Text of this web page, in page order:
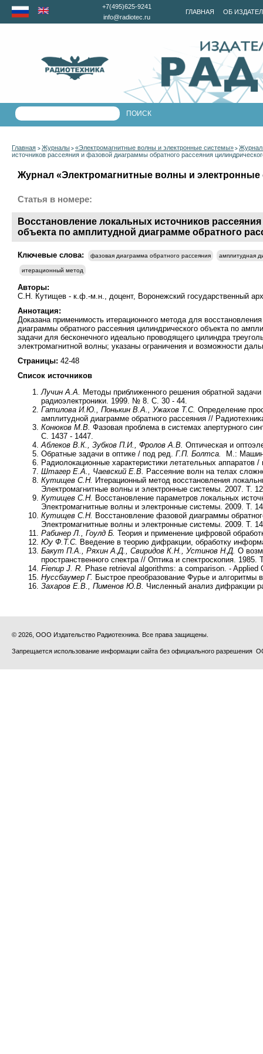
ГЛАВНАЯ ОБ
+7(495)625-9241
info@radiotec.ru
Главная > Журналы > «Электромагнитные волны и электронные системы» > Журнал
источников рассеяния и фазовой диаграммы обратного рассеяния
Журнал «Электромагнитные волны и электронные
Статья в номере:
Восстановление локальных источников
объекта по амплитудной диаграмме обратного
Ключевые слова: фазовая диаграмма обратного рассеяния амплитудная
итерационный метод
Авторы:
С.Н. Кутищев - к.ф.-м.н., доцент, Воронежский государственный
Аннотация:
Доказана применимость итерационного метода для
диаграммы обратного рассеяния цилиндрического объекта по
задачи для бесконечного идеально проводящего цилиндра
электромагнитной волны; указаны ограничения и возможности
Страницы: 42-48
Список источников
Лучин А.А. Методы приближенного решения обратной
радиоэлектроники. 1999. № 8. С. 30 - 44.
Гатилова И.Ю., Понькин В.А., Ужахов Т.С. Определение
амплитудной диаграмме обратного рассеяния //
Конюков М.В. Фазовая проблема в системах апертурного
С. 1437 - 1447.
Аблеков В.К., Зубков П.И., Фролов А.В. Оптическая и
Обратные задачи в оптике / под ред. Г.П. Болтса.
М.:
Радиолокационные характеристики летательных аппаратов
Штагер Е.А., Чаевский Е.В. Рассеяние волн на телах
Кутищев С.Н. Итерационный метод восстановления
Электромагнитные волны и электронные системы. 2007. Т.
Кутищев С.Н. Восстановление параметров локальных
Электромагнитные волны и электронные системы. 2009. Т.
Кутищев С.Н. Восстановление фазовой диаграммы
Электромагнитные волны и электронные системы. 2009. Т.
Рабинер Л., Гоулд Б. Теория и применение цифровой
Юу Ф.Т.С. Введение в теорию дифракции, обработку
Бакут П.А., Ряхин А.Д., Свиридов К.Н., Устинов Н.Д. О
пространственного спектра // Оптика и спектроскопия.
Fienup J. R. Phase retrieval algorithms: a comparison. -
Нуссбаумер Г. Быстрое преобразование Фурье и
Захаров Е.В., Пименов Ю.В. Численный анализ дифракции
© 2026, ООО Издательство Радиотехника. Все права защищены.
Запрещается использование информации сайта без официального разрешения